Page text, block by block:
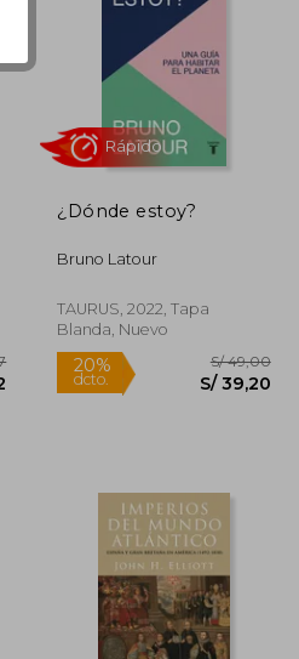
S/ 202,06
¿Dónde estoy?
Bruno Latour
TAURUS, 2022, Tapa
Blanda, Nuevo